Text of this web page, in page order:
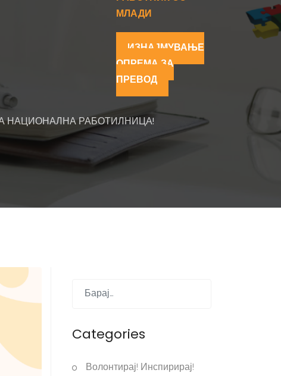
МЛАДИ
ИЗНАЈМУВАЊЕ
ОПРЕМА ЗА
ПРЕВОД
НАЦИОНАЛНА РАБОТИЛНИЦА!
Categories
Волонтирај! Инспирирај!